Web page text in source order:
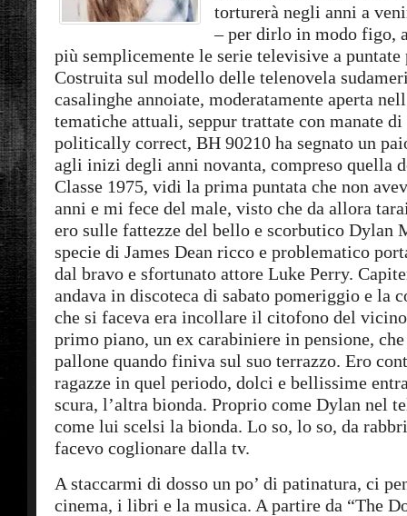
torturerà negli anni a
– per dirlo in modo figo,
più semplicemente le serie televisive a puntate
Costruita sul modello delle telenovela
casalinghe annoiate, moderatamente aperta
tematiche attuali, seppur trattate con manate
politically correct, BH 90210 ha segnato un
agli inizi degli anni novanta, compreso quella
Classe 1975, vidi la prima puntata che non
anni e mi fece del male, visto che da allora
ero sulle fattezze del bello e scorbutico Dylan
specie di James Dean ricco e problematico
dal bravo e sfortunato attore Luke Perry.
andava in discoteca di sabato pomeriggio e la
che si faceva era incollare il citofono del
primo piano, un ex carabiniere in pensione,
pallone quando finiva sul suo terrazzo. Ero
ragazze in quel periodo, dolci e bellissime
scura, l’altra bionda. Proprio come Dylan nel
come lui scelsi la bionda. Lo so, lo so, da
facevo coglionare dalla tv.
A staccarmi di dosso un po’ di patinatura, ci
cinema, i libri e la musica. A partire da “The